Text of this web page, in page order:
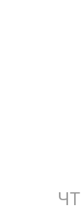
ЧТ